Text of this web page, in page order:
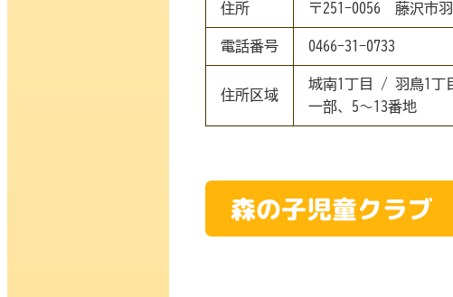
住所 〒251-0056 藤沢市
電話番号 0466-31-0733
住所区域
城南1丁目 / 羽鳥1丁
一部、5～13番地
森の子児童クラブ